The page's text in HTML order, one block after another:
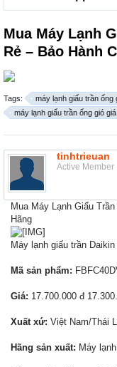
Mua Máy Lạnh
Rẻ – Bảo Hành
Tags: máy lạnh giấu trần ống
máy lạnh giấu trần ống gió
tinhtrieuan
Active Member
Mua Máy Lạnh Giấu
Hãng
Máy lạnh giấu trần
Mã sản phẩm:
Giá: 17.700.000 đ
Xuất xứ: Việt Nam/Thái
Hãng sản xuất: Máy